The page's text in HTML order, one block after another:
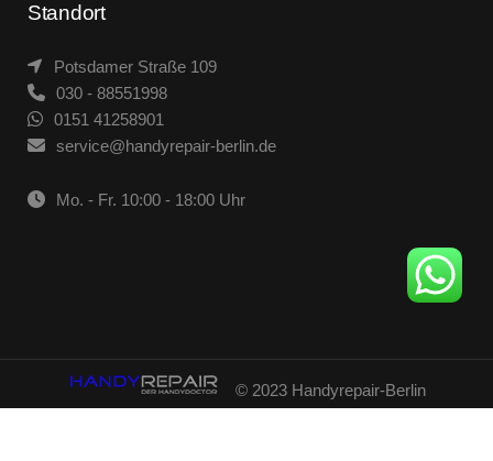
Standort
Potsdamer Straße 109
030 - 88551998
0151 41258901
service@handyrepair-berlin.de
Mo. - Fr. 10:00 - 18:00 Uhr
© 2023 Handyrepair-Berlin